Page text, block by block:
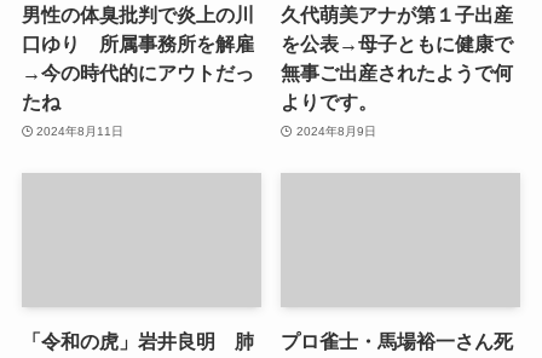
男性の体臭批判で炎上の川
口ゆり 所属事務所を解雇
→今の時代的にアウトだっ
たね
2024年8月11日
久代萌美アナが第１子出産
を公表→母子ともに健康で
無事ご出産されたようで何
よりです。
2024年8月9日
「令和の虎」岩井良明 肺
プロ雀士・馬場裕一さん死